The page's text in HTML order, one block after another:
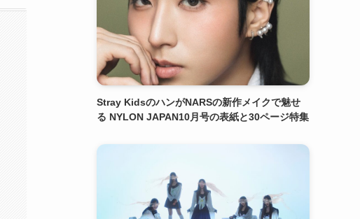
Stray KidsのハンがNARSの新作メイクで魅せ
る NYLON JAPAN10月号の表紙と30ページ特集